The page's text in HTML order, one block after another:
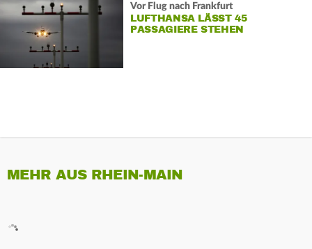
Vor Flug nach Frankfurt
LUFTHANSA LÄSST 45
PASSAGIERE STEHEN
MEHR AUS RHEIN-MAIN